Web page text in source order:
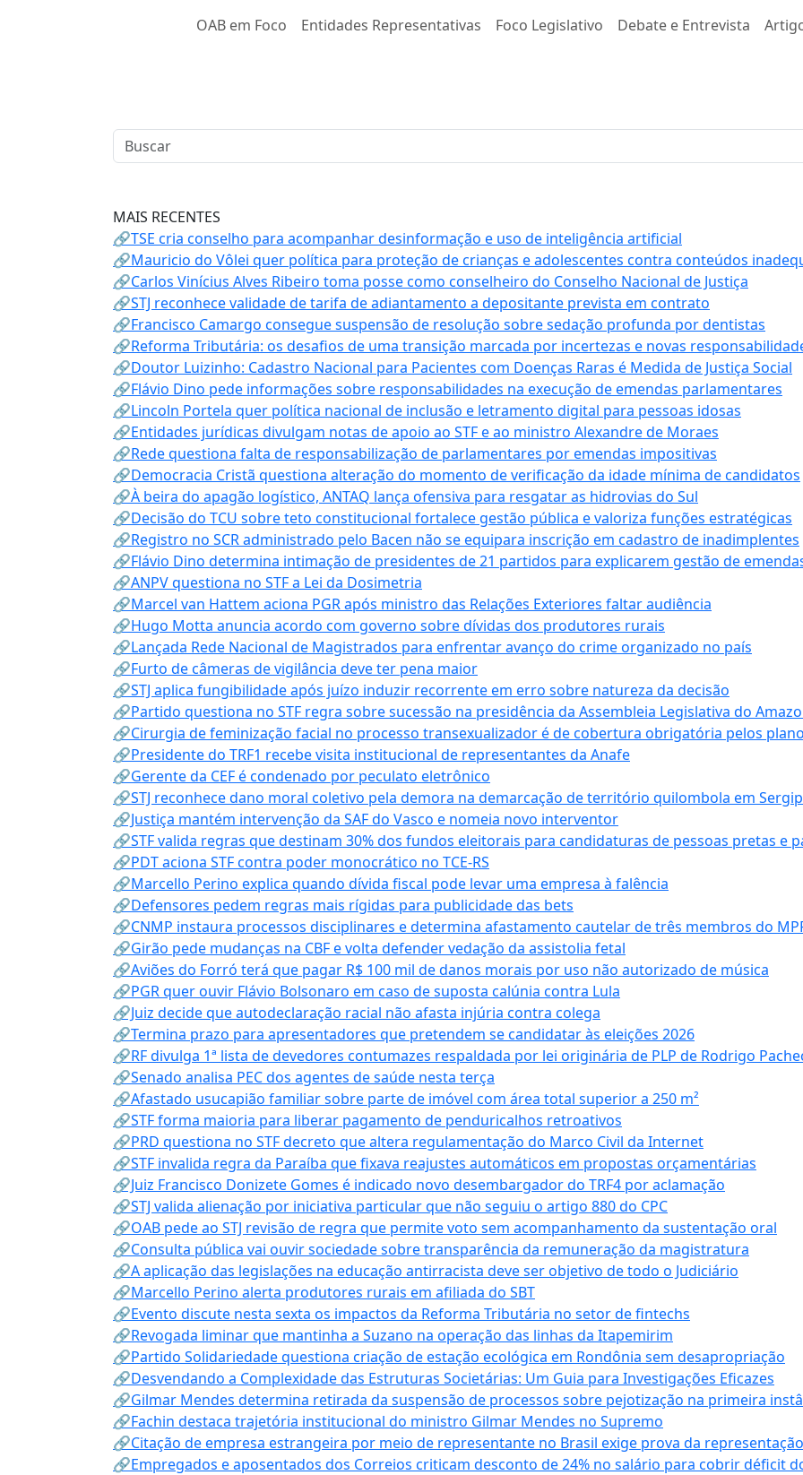
OAB em Foco Entidades Representativas Foco Legislativo Debate e Entrevista
MAIS RECENTES
🔗TSE cria conselho para acompanhar desinformação e uso de inteligência artificial
🔗Mauricio do Vôlei quer política para proteção de crianças e adolescentes contra conteúdos
🔗Carlos Vinícius Alves Ribeiro toma posse como conselheiro do Conselho Nacional de Justiça
🔗STJ reconhece validade de tarifa de adiantamento a depositante prevista em contrato
🔗Francisco Camargo consegue suspensão de resolução sobre sedação profunda por dentistas
🔗Reforma Tributária: os desafios de uma transição marcada por incertezas e novas
🔗Doutor Luizinho: Cadastro Nacional para Pacientes com Doenças Raras é Medida de Justiça Social
🔗Flávio Dino pede informações sobre responsabilidades na execução de emendas parlamentares
🔗Lincoln Portela quer política nacional de inclusão e letramento digital para pessoas idosas
🔗Entidades jurídicas divulgam notas de apoio ao STF e ao ministro Alexandre de Moraes
🔗Rede questiona falta de responsabilização de parlamentares por emendas impositivas
🔗Democracia Cristã questiona alteração do momento de verificação da idade mínima de candidatos
🔗À beira do apagão logístico, ANTAQ lança ofensiva para resgatar as hidrovias do Sul
🔗Decisão do TCU sobre teto constitucional fortalece gestão pública e valoriza funções estratégicas
🔗Registro no SCR administrado pelo Bacen não se equipara inscrição em cadastro de inadimplentes
🔗Flávio Dino determina intimação de presidentes de 21 partidos para explicarem gestão de
🔗ANPV questiona no STF a Lei da Dosimetria
🔗Marcel van Hattem aciona PGR após ministro das Relações Exteriores faltar audiência
🔗Hugo Motta anuncia acordo com governo sobre dívidas dos produtores rurais
🔗Lançada Rede Nacional de Magistrados para enfrentar avanço do crime organizado no país
🔗Furto de câmeras de vigilância deve ter pena maior
🔗STJ aplica fungibilidade após juízo induzir recorrente em erro sobre natureza da decisão
🔗Partido questiona no STF regra sobre sucessão na presidência da Assembleia Legislativa do
🔗Cirurgia de feminização facial no processo transexualizador é de cobertura obrigatória pelos
🔗Presidente do TRF1 recebe visita institucional de representantes da Anafe
🔗Gerente da CEF é condenado por peculato eletrônico
🔗STJ reconhece dano moral coletivo pela demora na demarcação de território quilombola em
🔗Justiça mantém intervenção da SAF do Vasco e nomeia novo interventor
🔗STF valida regras que destinam 30% dos fundos eleitorais para candidaturas de pessoas pretas e
🔗PDT aciona STF contra poder monocrático no TCE-RS
🔗Marcello Perino explica quando dívida fiscal pode levar uma empresa à falência
🔗Defensores pedem regras mais rígidas para publicidade das bets
🔗CNMP instaura processos disciplinares e determina afastamento cautelar de três membros do
🔗Girão pede mudanças na CBF e volta defender vedação da assistolia fetal
🔗Aviões do Forró terá que pagar R$ 100 mil de danos morais por uso não autorizado de música
🔗PGR quer ouvir Flávio Bolsonaro em caso de suposta calúnia contra Lula
🔗Juiz decide que autodeclaração racial não afasta injúria contra colega
🔗Termina prazo para apresentadores que pretendem se candidatar às eleições 2026
🔗RF divulga 1ª lista de devedores contumazes respaldada por lei originária de PLP de Rodrigo
🔗Senado analisa PEC dos agentes de saúde nesta terça
🔗Afastado usucapião familiar sobre parte de imóvel com área total superior a 250 m²
🔗STF forma maioria para liberar pagamento de penduricalhos retroativos
🔗PRD questiona no STF decreto que altera regulamentação do Marco Civil da Internet
🔗STF invalida regra da Paraíba que fixava reajustes automáticos em propostas orçamentárias
🔗Juiz Francisco Donizete Gomes é indicado novo desembargador do TRF4 por aclamação
🔗STJ valida alienação por iniciativa particular que não seguiu o artigo 880 do CPC
🔗OAB pede ao STJ revisão de regra que permite voto sem acompanhamento da sustentação oral
🔗Consulta pública vai ouvir sociedade sobre transparência da remuneração da magistratura
🔗A aplicação das legislações na educação antirracista deve ser objetivo de todo o Judiciário
🔗Marcello Perino alerta produtores rurais em afiliada do SBT
🔗Evento discute nesta sexta os impactos da Reforma Tributária no setor de fintechs
🔗Revogada liminar que mantinha a Suzano na operação das linhas da Itapemirim
🔗Partido Solidariedade questiona criação de estação ecológica em Rondônia sem desapropriação
🔗Desvendando a Complexidade das Estruturas Societárias: Um Guia para Investigações Eficazes
🔗Gilmar Mendes determina retirada da suspensão de processos sobre pejotização na primeira
🔗Fachin destaca trajetória institucional do ministro Gilmar Mendes no Supremo
🔗Citação de empresa estrangeira por meio de representante no Brasil exige prova da representação
🔗Empregados e aposentados dos Correios criticam desconto de 24% no salário para cobrir déficit